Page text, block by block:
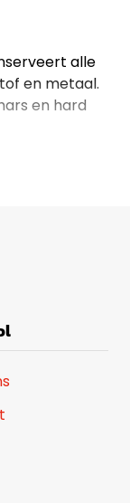
alle
en metaal.
en hard